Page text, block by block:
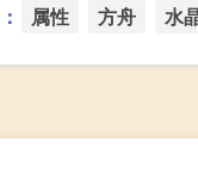
属性 方舟 水